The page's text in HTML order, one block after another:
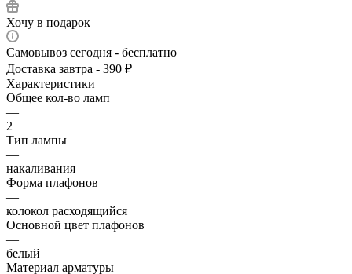
Хочу в подарок
Самовывоз сегодня - бесплатно
Доставка завтра - 390 ₽
Характеристики
Общее кол-во ламп
—
2
Тип лампы
—
накаливания
Форма плафонов
—
колокол расходящийся
Основной цвет плафонов
—
белый
Материал арматуры